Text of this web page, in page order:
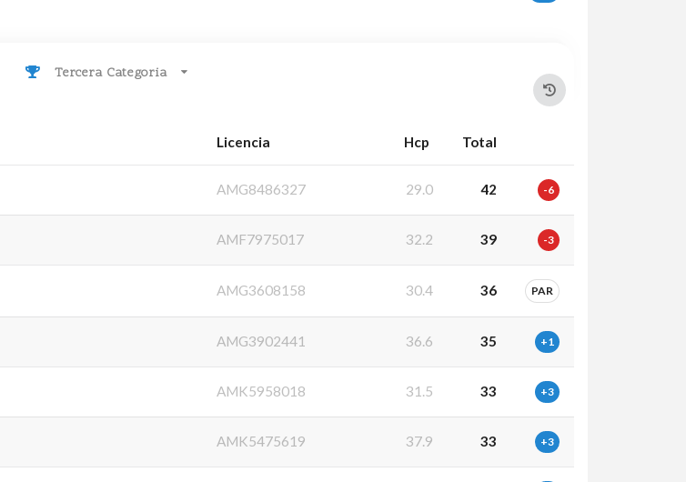
Tercera Categoria
Licencia Hcp Total
AMG8486327 29.0 42 -6
AMF7975017 32.2 39 -3
AMG3608158 30.4 36 PAR
AMG3902441 36.6 35 +1
AMK5958018 31.5 33 +3
AMK5475619 37.9 33 +3